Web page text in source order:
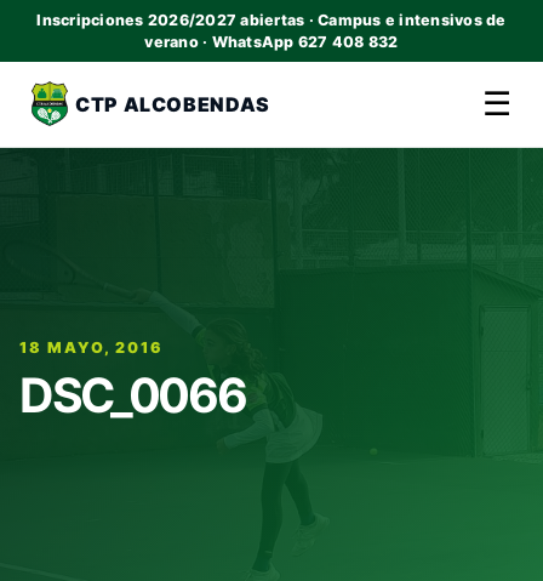
Inscripciones 2026/2027 abiertas · Campus e intensivos de
verano · WhatsApp 627 408 832
CTP ALCOBENDAS ☰
18 MAYO, 2016
DSC_0066